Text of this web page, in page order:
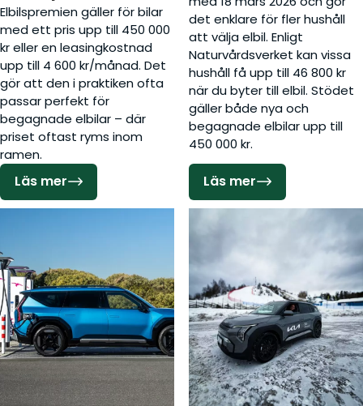
Elbilspremien gäller för bilar
med ett pris upp till 450 000
kr eller en leasingkostnad
upp till 4 600 kr/månad. Det
gör att den i praktiken ofta
passar perfekt för
begagnade elbilar – där
priset oftast ryms inom
ramen.
Läs mer
det enklare för fler hushåll
att välja elbil. Enligt
Naturvårdsverket kan vissa
hushåll få upp till 46 800 kr
när du byter till elbil. Stödet
gäller både nya och
begagnade elbilar upp till
450 000 kr.
Läs mer